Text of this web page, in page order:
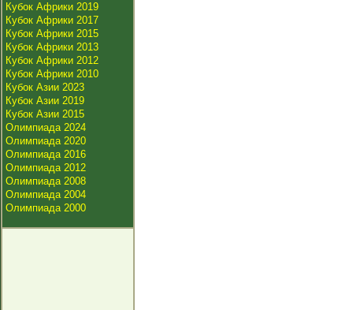
Кубок Африки 2019
Кубок Африки 2017
Кубок Африки 2015
Кубок Африки 2013
Кубок Африки 2012
Кубок Африки 2010
Кубок Азии 2023
Кубок Азии 2019
Кубок Азии 2015
Олимпиада 2024
Олимпиада 2020
Олимпиада 2016
Олимпиада 2012
Олимпиада 2008
Олимпиада 2004
Олимпиада 2000